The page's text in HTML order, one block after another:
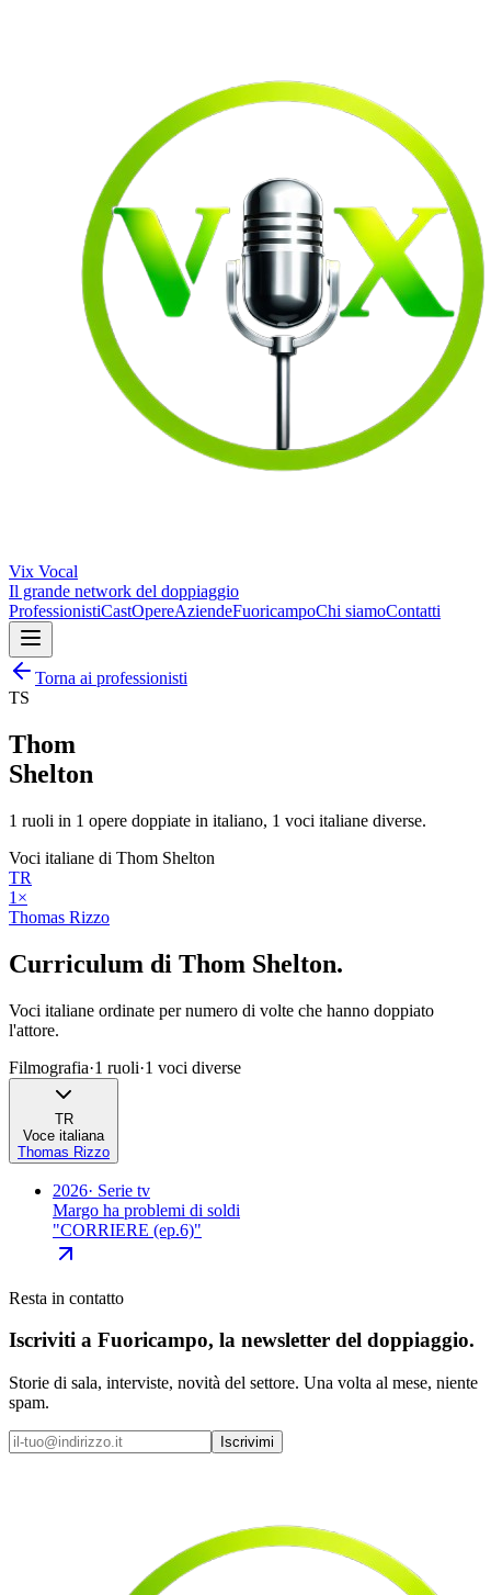
Vix Vocal
Il grande network del doppiaggio
ProfessionistiCastOpereAziendeFuoricampoChi siamoContatti
Torna ai professionisti
TS
Thom
Shelton
1 ruoli in 1 opere doppiate in italiano, 1 voci italiane diverse.
Voci italiane di Thom Shelton
TR
1 ×
Thomas Rizzo
Curriculum di Thom Shelton.
Voci italiane ordinate per numero di volte che hanno doppiato
l'attore.
Filmografia·1 ruoli·1 voci diverse
TR
Voce italiana
Thomas Rizzo
2026· Serie tv
Margo ha problemi di soldi
"CORRIERE (ep.6)"
Resta in contatto
Iscriviti a Fuoricampo, la newsletter del doppiaggio.
Storie di sala, interviste, novità del settore. Una volta al mese, niente
spam.
Iscrivimi